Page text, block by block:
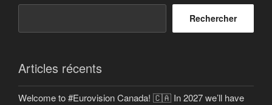
Rechercher
Articles récents
Welcome to #Eurovision Canada! 🇨🇦 In 2027 we’ll have